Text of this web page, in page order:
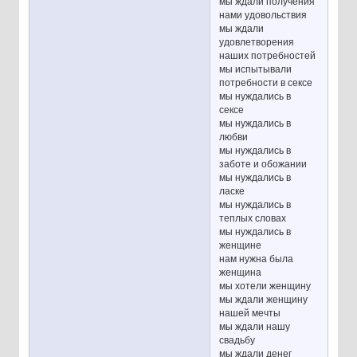
нами удовольствия
мы ждали
удовлетворения
наших потребностей
мы испытывали
потребности в сексе
мы нуждались в
сексе
мы нуждались в
любви
мы нуждались в
заботе и обожании
мы нуждались в
ласке
мы нуждались в
теплых словах
мы нуждались в
женщине
нам нужна была
женщина
мы хотели женщину
мы ждали женщину
нашей мечты
мы ждали нашу
свадьбу
мы ждали денег